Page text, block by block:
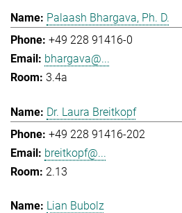
Palaash Bhargava, Ph. D.
+49 228 91416-0
bhargava@...
3.4a
Dr. Laura Breitkopf
+49 228 91416-202
breitkopf@...
2.13
Lian Bubolz